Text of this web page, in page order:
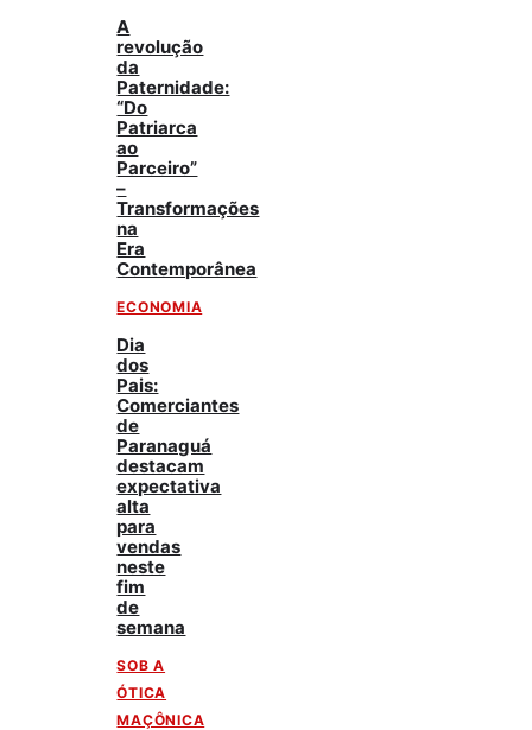
A
revolução
da
Paternidade:
“Do
Patriarca
ao
Parceiro”
–
Transformações
na
Era
Contemporânea
ECONOMIA
Dia
dos
Pais:
Comerciantes
de
Paranaguá
destacam
expectativa
alta
para
vendas
neste
fim
de
semana
SOB A
ÓTICA
MAÇÔNICA